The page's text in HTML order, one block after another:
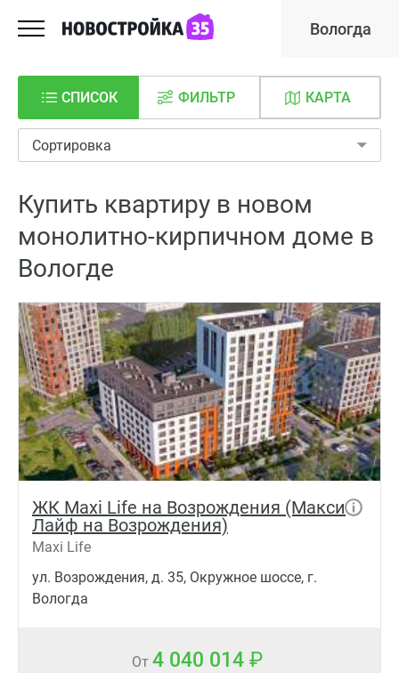
Вологда
СПИСОК КАРТА
ФИЛЬТР
Сортировка
Купить квартиру в новом
монолитно-кирпичном доме в
Вологде
ЖК Maxi Life на Возрождения (Макси
Лайф на Возрождения)
Maxi Life
ул. Возрождения, д. 35, Окружное шоссе, г.
Вологда
От 4 040 014